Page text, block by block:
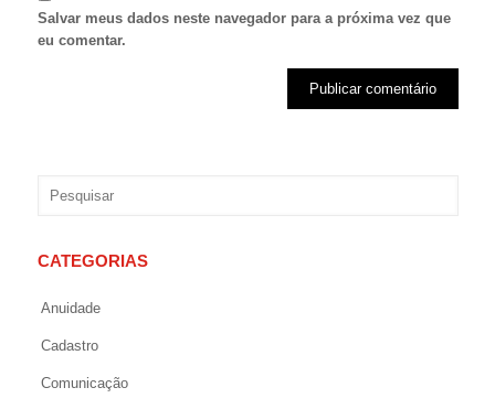
Salvar meus dados neste navegador para a próxima vez que
eu comentar.
CATEGORIAS
Anuidade
Cadastro
Comunicação